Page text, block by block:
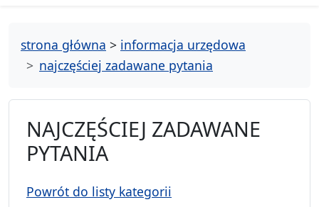
strona główna > informacja urzędowa
najczęściej zadawane pytania
NAJCZĘŚCIEJ ZADAWANE
PYTANIA
Powrót do listy kategorii